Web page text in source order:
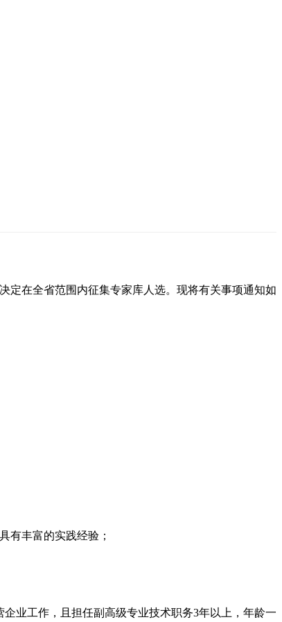
定在全省范围内征集专家库人选。现将有关事项通知如
有丰富的实践经验；
业工作，且担任副高级专业技术职务3年以上，年龄一